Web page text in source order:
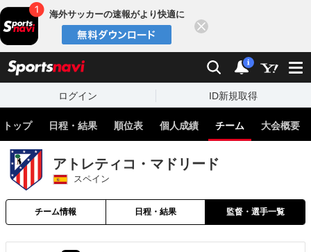
海外サッカーの速報がより快適に
検索 通知
i
ログイン ID新規取得
トップ 日程・結果 順位表 個人成績 チーム 大会概要
アトレティコ・マドリード
スペイン
チーム情報 日程・結果 監督・選手一覧